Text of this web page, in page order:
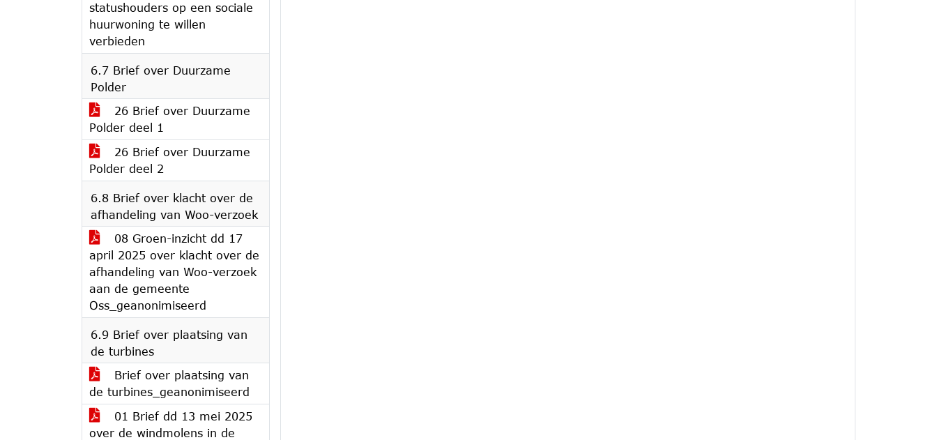
statushouders op een sociale
huurwoning te willen
verbieden
6.7 Brief over Duurzame
Polder
26 Brief over Duurzame
Polder deel 1
26 Brief over Duurzame
Polder deel 2
6.8 Brief over klacht over de
afhandeling van Woo-verzoek
08 Groen-inzicht dd 17
april 2025 over klacht over de
afhandeling van Woo-verzoek
aan de gemeente
Oss_geanonimiseerd
6.9 Brief over plaatsing van
de turbines
Brief over plaatsing van
de turbines_geanonimiseerd
01 Brief dd 13 mei 2025
over de windmolens in de